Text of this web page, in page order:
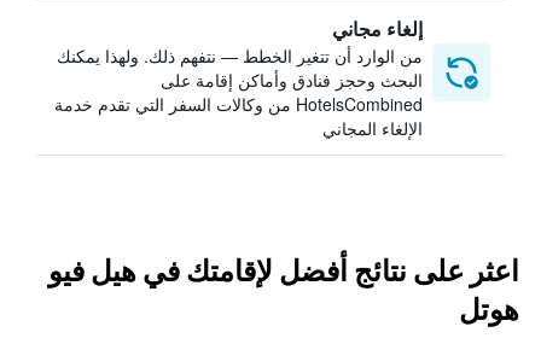
إلغاء مجاني
من الوارد أن تتغير الخطط — نتفهم ذلك. ولهذا يمكنك
البحث وحجز فنادق وأماكن إقامة على
HotelsCombined من وكالات السفر التي تقدم خدمة
الإلغاء المجاني
اعثر على نتائج أفضل لإقامتك في هيل فيو
هوتل